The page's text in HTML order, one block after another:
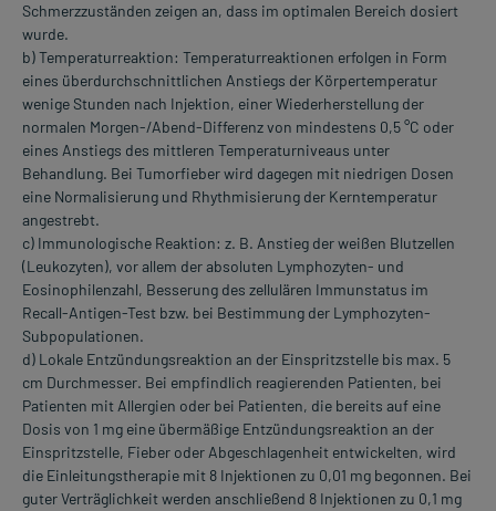
Schmerzzuständen zeigen an, dass im optimalen Bereich dosiert
wurde.
b) Temperaturreaktion: Temperaturreaktionen erfolgen in Form
eines überdurchschnittlichen Anstiegs der Körpertemperatur
wenige Stunden nach Injektion, einer Wiederherstellung der
normalen Morgen-/Abend-Differenz von mindestens 0,5 °C oder
eines Anstiegs des mittleren Temperaturniveaus unter
Behandlung. Bei Tumorfieber wird dagegen mit niedrigen Dosen
eine Normalisierung und Rhythmisierung der Kerntemperatur
angestrebt.
c) Immunologische Reaktion: z. B. Anstieg der weißen Blutzellen
(Leukozyten), vor allem der absoluten Lymphozyten- und
Eosinophilenzahl, Besserung des zellulären Immunstatus im
Recall-Antigen-Test bzw. bei Bestimmung der Lymphozyten-
Subpopulationen.
d) Lokale Entzündungsreaktion an der EinspritzsteIle bis max. 5
cm Durchmesser. Bei empfindlich reagierenden Patienten, bei
Patienten mit Allergien oder bei Patienten, die bereits auf eine
Dosis von 1 mg eine übermäßige Entzündungsreaktion an der
EinspritzsteIle, Fieber oder Abgeschlagenheit entwickelten, wird
die Einleitungstherapie mit 8 Injektionen zu 0,01 mg begonnen. Bei
guter Verträglichkeit werden anschließend 8 Injektionen zu 0,1 mg